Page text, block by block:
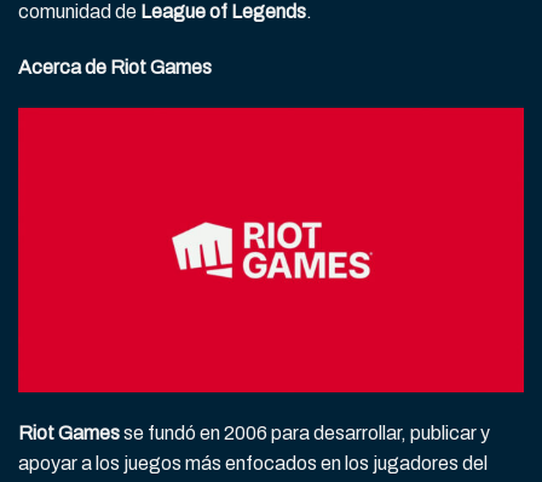
comunidad de League of Legends.
Acerca de Riot Games
Riot Gamesse fundó en 2006 para desarrollar, publicar y
apoyar a los juegos más enfocados en los jugadores del